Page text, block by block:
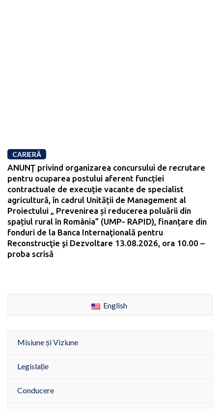
CARIERĂ
ANUNŢ privind organizarea concursului de recrutare
pentru ocuparea postului aferent funcției
contractuale de execuție vacante de specialist
agricultură, în cadrul Unității de Management al
Proiectului „ Prevenirea și reducerea poluării din
spațiul rural în România” (UMP- RAPID), finanțare din
fonduri de la Banca Internaţională pentru
Reconstrucţie şi Dezvoltare 13.08.2026, ora 10.00 –
proba scrisă
English
Misiune și Viziune
Legislație
Conducere